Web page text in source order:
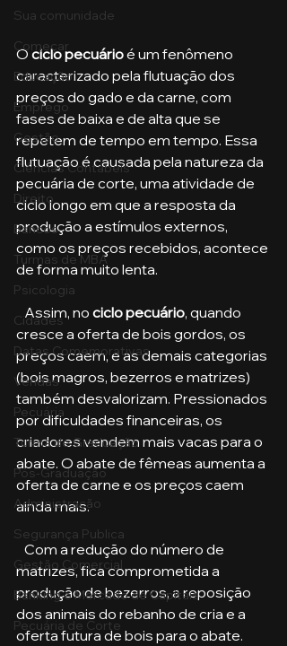
Sua comunidade
Começar
Educação
Emprego
Gestão
Ciências Contábeis
Direito
Bancos
Turmas de MBA
Psicologia
Cidades
Datas Comemorativas
Vendas
Pecuária
Turma de Graduação
Pós-Graduação
Administração
Segurança Publica
Gestão Comercial
Banking e Mercado de Capitais
Pecuária de Corte
O ciclo pecuário é um fenômeno
caracterizado pela flutuação dos
preços do gado e da carne, com
fases de baixa e de alta que se
repetem de tempo em tempo. Essa
flutuação é causada pela natureza da
pecuária de corte, uma atividade de
ciclo longo em que a resposta da
produção a estímulos externos,
como os preços recebidos, acontece
de forma muito lenta.
   Assim, no
ciclo pecuário, quando
cresce a oferta de bois gordos, os
preços caem, e as demais categorias
(bois magros, bezerros e matrizes)
também desvalorizam. Pressionados
por dificuldades financeiras, os
criadores vendem mais vacas para o
abate. O abate de fêmeas aumenta a
oferta de carne e os preços caem
ainda mais.
matrizes, fica comprometida a
produção de bezerros, a reposição
dos animais do rebanho de cria e a
oferta futura de bois para o abate.